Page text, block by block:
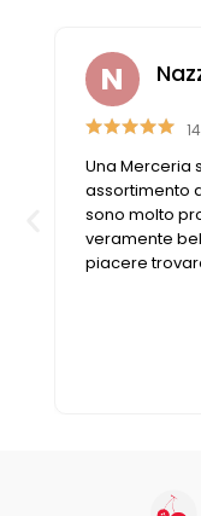
Una Merceria
assortimento
sono molto
veramente
piacere